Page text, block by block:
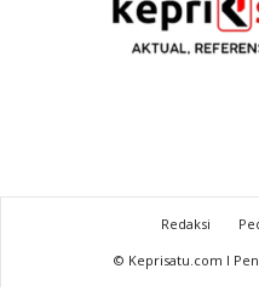
Redaksi
© Keprisatu.com I